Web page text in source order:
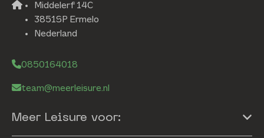
Middelerf 14C
3851SP Ermelo
Nederland
0850164018
team@meerleisure.nl
Meer Leisure voor: